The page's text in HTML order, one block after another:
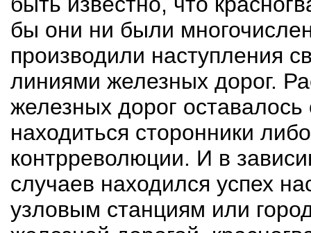
бы они ни были
производили наступления
линиями железных дорог.
железных дорог
находиться сторонники
контрреволюции. И в
случаев находился успех
узловым станциям или